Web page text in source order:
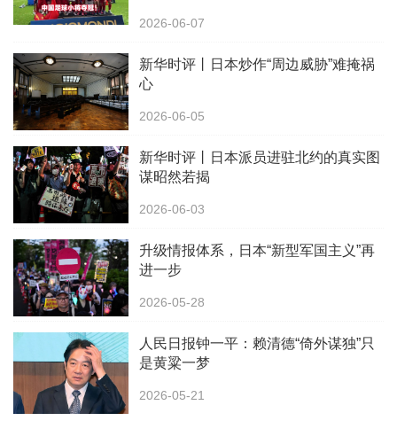
2026-06-07
新华时评丨日本炒作“周边威胁”难掩祸
心
2026-06-05
新华时评丨日本派员进驻北约的真实图
谋昭然若揭
2026-06-03
升级情报体系，日本“新型军国主义”再
进一步
2026-05-28
人民日报钟一平：赖清德“倚外谋独”只
是黄粱一梦
2026-05-21